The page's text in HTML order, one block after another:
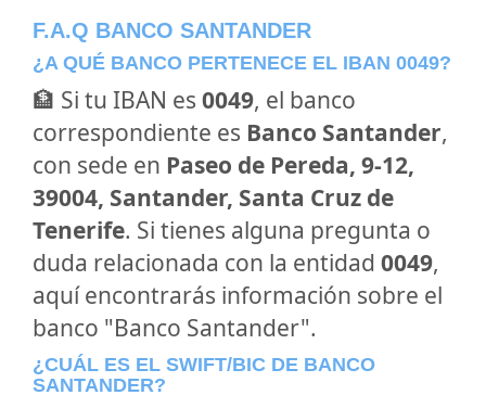
F.A.Q BANCO SANTANDER
¿A QUÉ BANCO PERTENECE EL IBAN 0049?
🏦 Si tu IBAN es 0049, el banco
correspondiente es Banco Santander,
con sede en Paseo de Pereda, 9-12,
39004, Santander, Santa Cruz de
Tenerife. Si tienes alguna pregunta o
duda relacionada con la entidad 0049,
aquí encontrarás información sobre el
banco "Banco Santander".
¿CUÁL ES EL SWIFT/BIC DE BANCO
SANTANDER?